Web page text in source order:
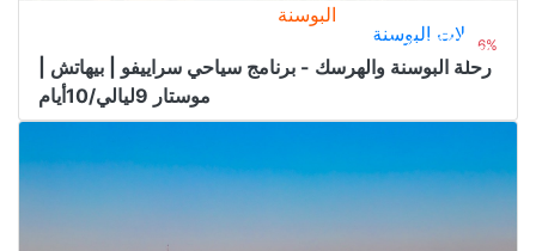
6%
البوسنة
من
4.300﷼ 4.000﷼رحلات البوسنة
رحلة البوسنة والهرسك - برنامج سياحي سراييفو | بيهاتش |
موستار 9ليالي/10أيام